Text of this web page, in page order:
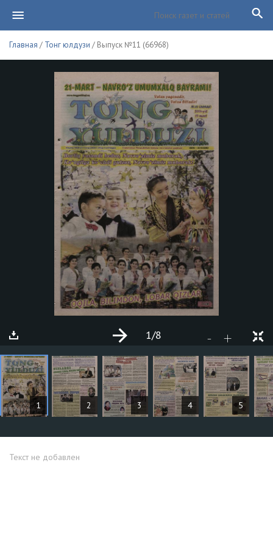
Главная / Тонг юлдузи / Выпуск №11 (66968)
1 2 3 4 5
- +
1/8
СТАТЬИ
Текст не добавлен